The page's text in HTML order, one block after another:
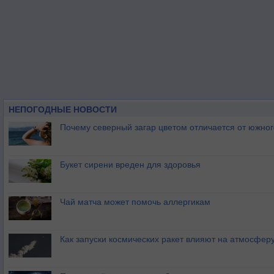
НЕПОГОДНЫЕ НОВОСТИ
Почему северный загар цветом отличается от
Букет сирени вреден для здоровья
Чай матча может помочь аллергикам
Как запуски космических ракет влияют на